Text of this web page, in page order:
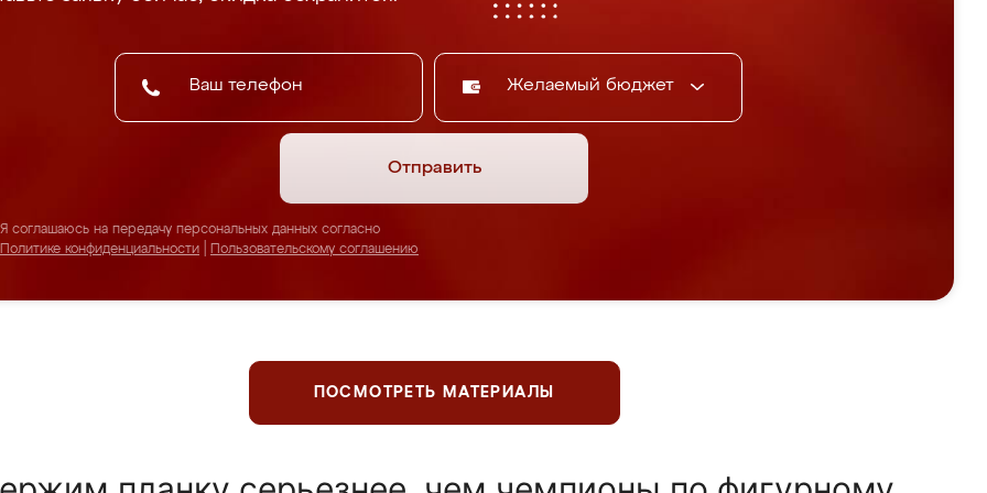
Желаемый бюджет
Отправить
Я соглашаюсь на передачу персональных данных согласно
Политике конфиденциальности
Пользовательскому соглашению
ПОСМОТРЕТЬ МАТЕРИАЛЫ